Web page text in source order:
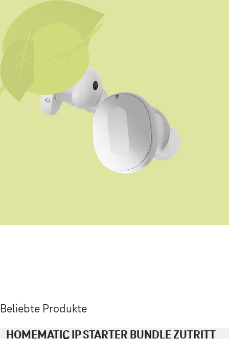
Beliebte Produkte
HOMEMATIC IP STARTER BUNDLE ZUTRITT